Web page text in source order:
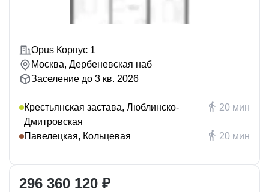
Opus Корпус 1
Москва, Дербеневская наб
Заселение до 3 кв. 2026
Крестьянская застава, Люблинско-
Дмитровская
20 мин
Павелецкая, Кольцевая 20 мин
296 360 120 ₽